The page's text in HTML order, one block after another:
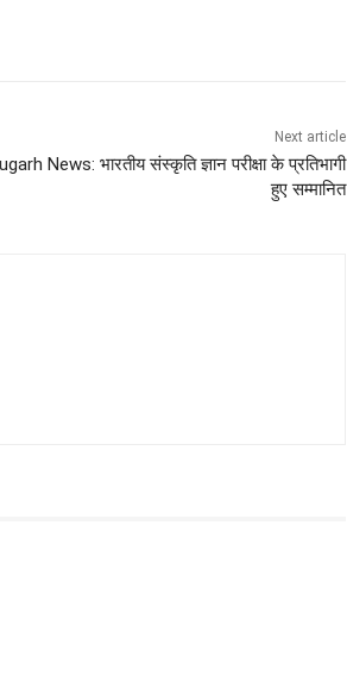
Next article
News: भारतीय संस्कृति ज्ञान परीक्षा के प्रतिभागी
हुए सम्मानित